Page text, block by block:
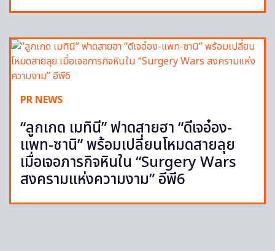
PR NEWS
“ลูกเกด เมทินี” ฟาดสายฮา “ดีเจอ๋อง-
แพท-ซานิ” พร้อมเปลี่ยนโหมดสายลุย
เมื่อเจอภารกิจหินใน “Surgery Wars
สงครามแห่งความงาม” อีพี6